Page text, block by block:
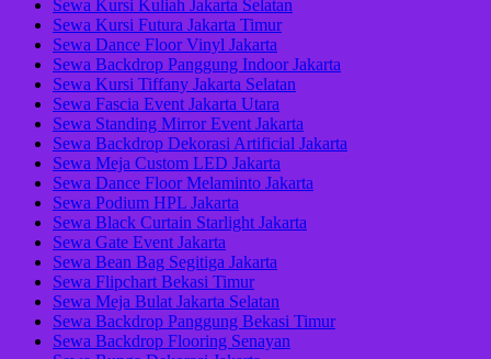
Sewa Kursi Kuliah Jakarta Selatan
Sewa Kursi Futura Jakarta Timur
Sewa Dance Floor Vinyl Jakarta
Sewa Backdrop Panggung Indoor Jakarta
Sewa Kursi Tiffany Jakarta Selatan
Sewa Fascia Event Jakarta Utara
Sewa Standing Mirror Event Jakarta
Sewa Backdrop Dekorasi Artificial Jakarta
Sewa Meja Custom LED Jakarta
Sewa Dance Floor Melaminto Jakarta
Sewa Podium HPL Jakarta
Sewa Black Curtain Starlight Jakarta
Sewa Gate Event Jakarta
Sewa Bean Bag Segitiga Jakarta
Sewa Flipchart Bekasi Timur
Sewa Meja Bulat Jakarta Selatan
Sewa Backdrop Panggung Bekasi Timur
Sewa Backdrop Flooring Senayan